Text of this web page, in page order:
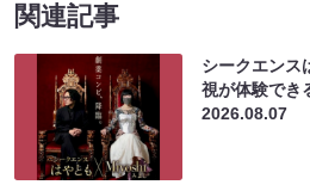
関連記事
シークエンス
視が体験でき
2026.08.07